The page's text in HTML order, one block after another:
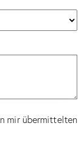
mir übermittelten